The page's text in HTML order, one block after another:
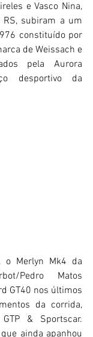
e Vasco Nina,
subiram a um
constituído por
de Weissach e
pela Aurora
desportivo da
o Merlyn Mk4 da
Pedro Matos
GT40 nos últimos
da corrida,
& Sportscar.
ainda apanhou